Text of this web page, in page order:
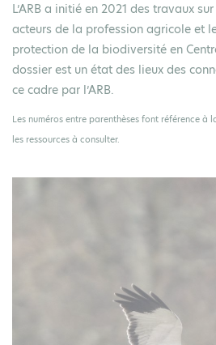
L’ARB a initié en 2021 des travaux
acteurs de la profession agricole et
protection de la biodiversité en
dossier est un état des lieux des
ce cadre par l’ARB.
Les numéros entre parenthèses font référence
les ressources à consulter.